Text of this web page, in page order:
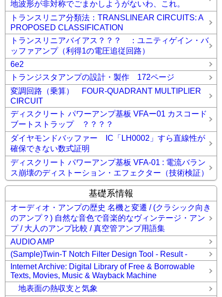
地波形が非対称でごまかしようがないわ、これ。
トランスリニア分類法：TRANSLINEAR CIRCUITS: A
PROPOSED CLASSIFICATION
トランスリニアバイアス？？？ ：ユニティゲイン・バ
ッファアンプ（利得1の電圧追従回路）
6e2
トランジスタアンプの設計・製作 172ページ
変調回路（乗算） FOUR-QUADRANT MULTIPLIER
CIRCUIT
ディスクリート パワーアンプ基板 VFAー01 カスコード
ブートストラップ ？？？？
ダイヤモンドバッファー IC「LH0002」すら直線性が
確保できない数式証明
ディスクリート パワーアンプ基板 VFA-01 : 電流バラン
ス崩壊のディストーション・エフェクター（技術検証）
基礎系情報
オーディオ・アンプの歴史 名機と変遷 / (クラシック向き
のアンプ？) 自然な音色で音楽的なヴィンテージ・アン
プ / 大人のアンプ比較 / 真空管アンプ用語集
AUDIO AMP
(Sample)Twin-T Notch Filter Design Tool - Result -
Internet Archive: Digital Library of Free & Borrowable
Texts, Movies, Music & Wayback Machine
地表面の熱収支と気象